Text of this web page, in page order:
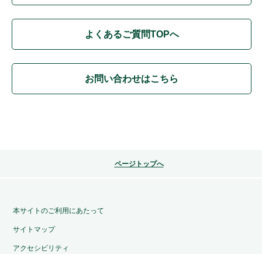
よくあるご質問TOPへ
お問い合わせはこちら
ページトップへ
本サイトのご利用にあたって
サイトマップ
アクセシビリティ